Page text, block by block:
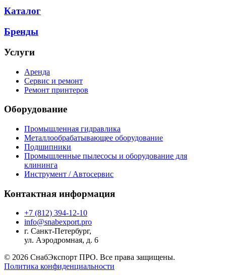
Каталог
Бренды
Услуги
Аренда
Сервис и ремонт
Ремонт принтеров
Оборудование
Промышленная гидравлика
Металлообрабатывающее оборудование
Подшипники
Промышленные пылесосы и оборудование для
клининга
Инструмент / Автосервис
Контактная информация
+7 (812) 394-12-10
info@snabexport.pro
г. Санкт-Петербург,
ул. Аэродромная, д. 6
© 2026 СнабЭкспорт ПРО. Все права защищены.
Политика конфиденциальности